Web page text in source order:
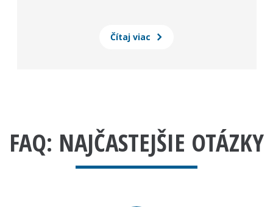
Čítaj viac
FAQ: NAJČASTEJŠIE OTÁZKY